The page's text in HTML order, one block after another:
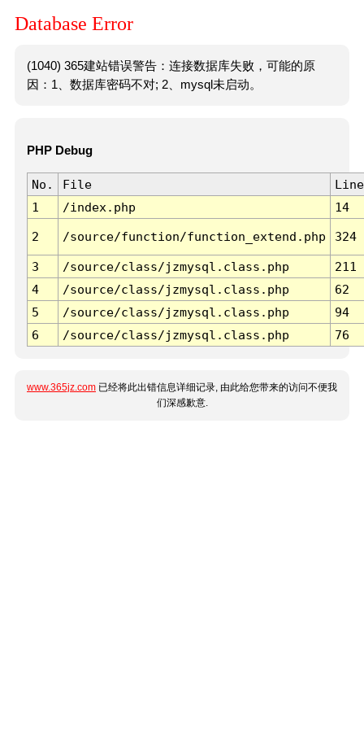
Database Error
(1040) 365建站错误警告：连接数据库失败，可能的原
因：1、数据库密码不对; 2、mysql未启动。
PHP Debug
No. File
Line
1
/index.php 14
2 /source/function/function_extend.php 324
3 /source/class/jzmysql.class.php
211
4
/source/class/jzmysql.class.php
62
5
/source/class/jzmysql.class.php
94
6
/source/class/jzmysql.class.php 76
www.365jz.com 已经将此出错信息详细记录, 由此给您带来的访问不便我
们深感歉意.